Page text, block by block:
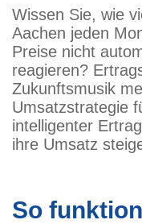
Wissen Sie, wie
Aachen jeden
Preise nicht
reagieren?
Zukunftsmusik
Umsatzstrategie
intelligenter
ihre Umsatz
So